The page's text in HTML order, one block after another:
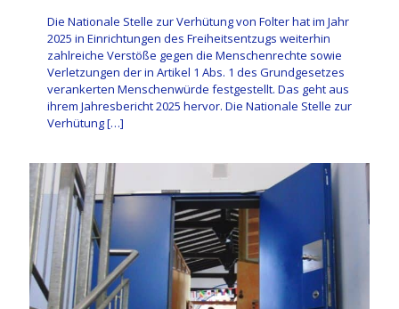
Die Nationale Stelle zur Verhütung von Folter hat im Jahr
2025 in Einrichtungen des Freiheitsentzugs weiterhin
zahlreiche Verstöße gegen die Menschenrechte sowie
Verletzungen der in Artikel 1 Abs. 1 des Grundgesetzes
verankerten Menschenwürde festgestellt. Das geht aus
ihrem Jahresbericht 2025 hervor. Die Nationale Stelle zur
Verhütung[…]